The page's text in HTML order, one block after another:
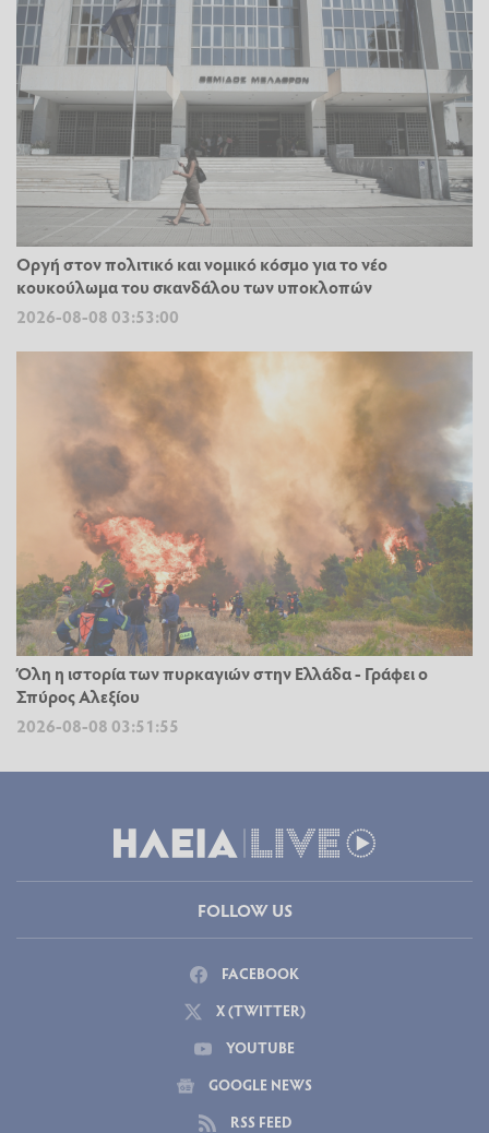
Οργή στον πολιτικό και νομικό κόσμο για το νέο
κουκούλωμα του σκανδάλου των υποκλοπών
2026-08-08 03:53:00
Όλη η ιστορία των πυρκαγιών στην Ελλάδα - Γράφει ο
Σπύρος Αλεξίου
2026-08-08 03:51:55
FOLLOW US
FACEBOOK
X (TWITTER)
YOUTUBE
GOOGLE NEWS
RSS FEED